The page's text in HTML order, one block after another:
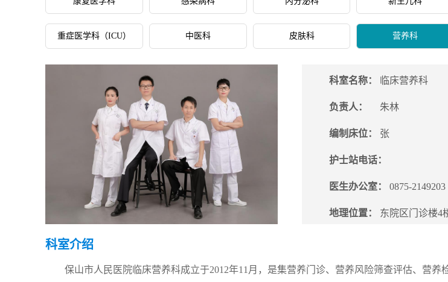
重症医学科（ICU） 中医科 皮肤科 营养科
科室名称： 临床营养科
负责人： 朱林
编制床位： 张
护士站电话：
医生办公室： 0875-2149203
地理位置： 东院区门诊楼4
科室介绍
保山市人民医院临床营养科成立于2012年11月，是集营养门诊、营养风险筛查评估、营